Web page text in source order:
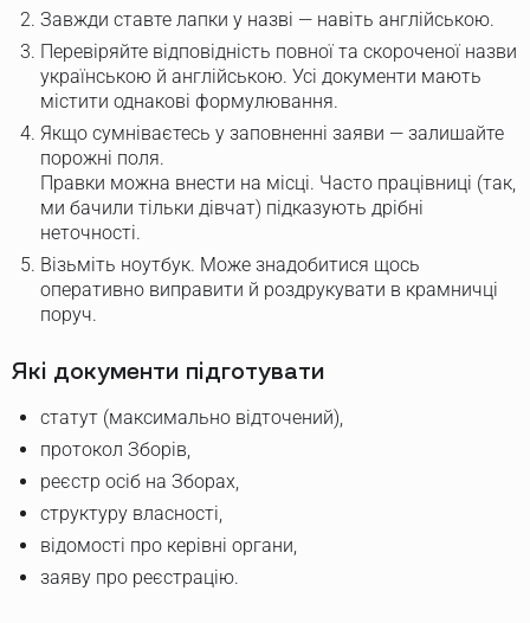
Завжди ставте лапки у назві — навіть англійською.
Перевіряйте відповідність повної та скороченої назви
українською й англійською. Усі документи мають
містити однакові формулювання.
Якщо сумніваєтесь у заповненні заяви — залишайте
порожні поля.
Правки можна внести на місці. Часто працівниці (так,
ми бачили тільки дівчат) підказують дрібні
неточності.
Візьміть ноутбук. Може знадобитися щось
оперативно виправити й роздрукувати в крамничці
поруч.
Які документи підготувати
статут (максимально відточений),
протокол Зборів,
реєстр осіб на Зборах,
структуру власності,
відомості про керівні органи,
заяву про реєстрацію.